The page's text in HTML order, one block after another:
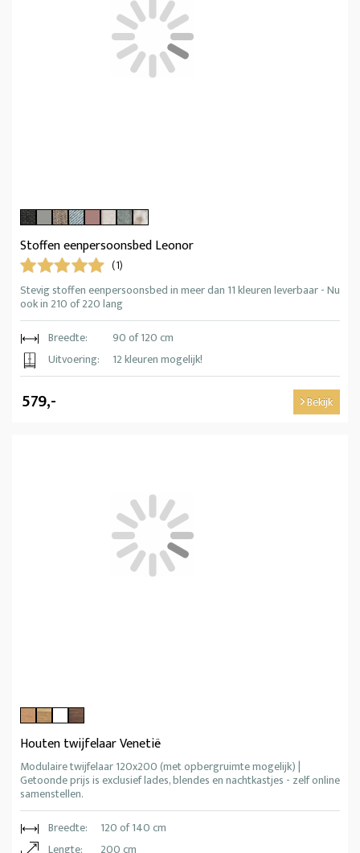
Stoffen eenpersoonsbed Leonor
(1)
Stevig stoffen eenpersoonsbed in meer dan 11 kleuren leverbaar - Nu
ook in 210 of 220 lang
Breedte:
90 of 120 cm
Uitvoering:
12 kleuren mogelijk!
579,- Bekijk
Houten twijfelaar Venetië
Modulaire twijfelaar 120x200 (met opbergruimte mogelijk) |
Getoonde prijs is exclusief lades, blendes en nachtkastjes - zelf online
samenstellen.
Breedte:
120 of 140 cm